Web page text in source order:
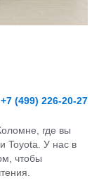
+7 (499) 226-20-27
где вы
Toyota. У нас в
чтобы